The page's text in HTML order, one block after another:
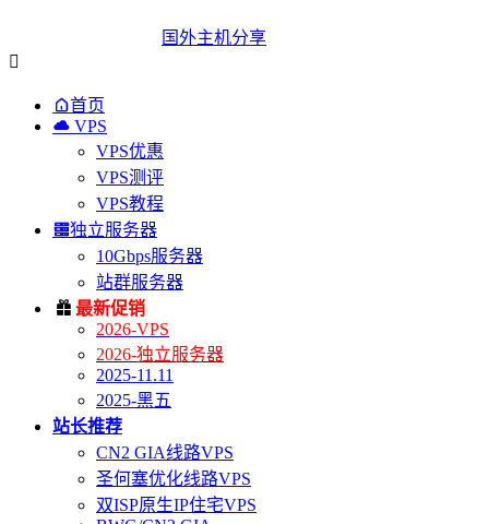
国外主机分享

首页
 VPS
VPS优惠
VPS测评
VPS教程
独立服务器
10Gbps服务器
站群服务器
 最新促销
2026-VPS
2026-独立服务器
2025-11.11
2025-黑五
站长推荐
CN2 GIA线路VPS
圣何塞优化线路VPS
双ISP原生IP住宅VPS